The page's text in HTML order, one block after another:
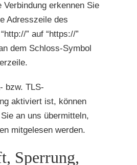
erkennen Sie
Adresszeile des
” auf “https://”
dem Schloss-Symbol
bzw. TLS-
aktiviert ist, können
an uns übermitteln,
mitgelesen werden.
Sperrung,